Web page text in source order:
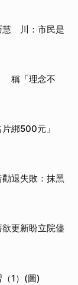
慧 川：市民是
稱「理念不
片綁500元」
退失敗：抹黑
更新盼立院儘
1）(圖)